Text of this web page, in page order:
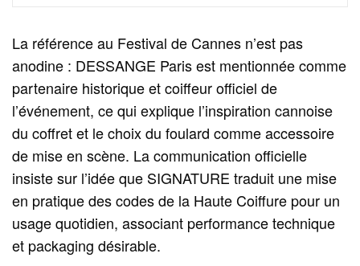
La référence au Festival de Cannes n’est pas
anodine : DESSANGE Paris est mentionnée comme
partenaire historique et coiffeur officiel de
l’événement, ce qui explique l’inspiration cannoise
du coffret et le choix du foulard comme accessoire
de mise en scène. La communication officielle
insiste sur l’idée que SIGNATURE traduit une mise
en pratique des codes de la Haute Coiffure pour un
usage quotidien, associant performance technique
et packaging désirable.